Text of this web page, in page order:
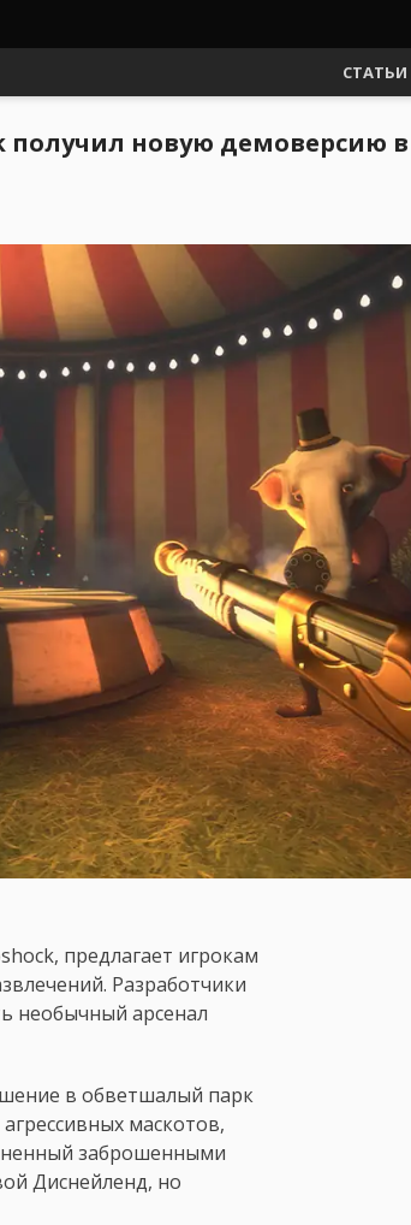
СТАТЬИ
новую демоверсию в
предлагает игрокам
Разработчики
необычный арсенал
в обветшалый парк
маскотов,
заброшенными
Диснейленд, но